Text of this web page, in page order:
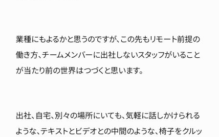
業種にもよるかと思うのですが、この先もリモート前提の
働き方、チームメンバーに出社しないスタッフがいること
が当たり前の世界はつづくと思います。
出社、自宅、別々の場所にいても、気軽に話しかけられる
ような、テキストとビデオとの中間のような、椅子をクルッ